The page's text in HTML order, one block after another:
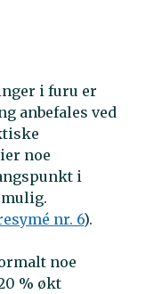
i furu er
anbefales ved
noe
i
nr. 6).
noe
% økt